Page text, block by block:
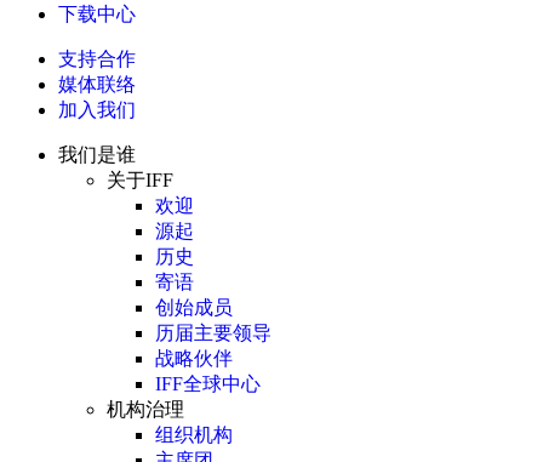
下载中心
支持合作
媒体联络
加入我们
我们是谁
关于IFF
欢迎
源起
历史
寄语
创始成员
历届主要领导
战略伙伴
IFF全球中心
机构治理
组织机构